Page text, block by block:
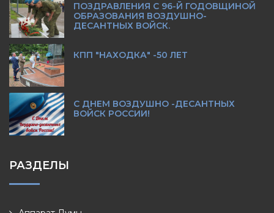
ПОЗДРАВЛЕНИЯ С 96-Й ГОДОВЩИНОЙ
ОБРАЗОВАНИЯ ВОЗДУШНО-
ДЕСАНТНЫХ ВОЙСК.
КПП "НАХОДКА" -50 ЛЕТ
С ДНЕМ ВОЗДУШНО -ДЕСАНТНЫХ
ВОЙСК РОССИИ!
РАЗДЕЛЫ